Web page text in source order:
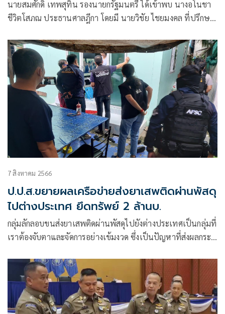
นายสมศักดิ์ เทพสุทิน รองนายกรัฐมนตรี ได้เข้าพบ นางอโนชา
ชีวิตโสภณ ประธานศาลฎีกา โดยมี นายวิชัย ไชยมงคล ที่ปรึกษา
7 สิงหาคม 2566
ป.ป.ส.ขยายผลเครือข่ายส่งยาเสพติดผ่านพัสดุ
ไปต่างประเทศ ยึดทรัพย์ 2 ล้านบ.
กลุ่มลักลอบขนส่งยาเสพติดผ่านพัสดุไปยังต่างประเทศเป็นกลุ่มที่
เราต้องจับตาและจัดการอย่างเข้มงวด ซึ่งเป็นปัญหาที่ส่งผลกระ